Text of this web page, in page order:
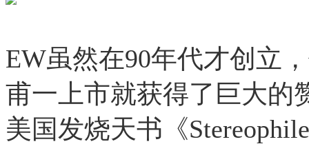
EW虽然在90年代才创立
甫一上市就获得了巨大的
美国发烧天书《